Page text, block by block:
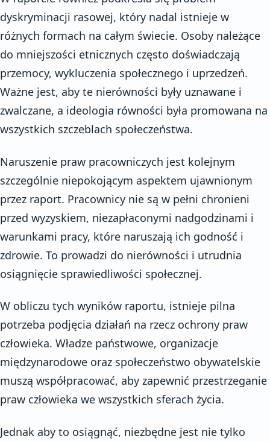
dyskryminacji rasowej, który nadal istnieje w
różnych formach na całym świecie. Osoby należące
do mniejszości etnicznych często doświadczają
przemocy, wykluczenia społecznego i uprzedzeń.
Ważne jest, aby te nierówności były uznawane i
zwalczane, a ideologia równości była promowana na
wszystkich szczeblach społeczeństwa.
Naruszenie praw pracowniczych jest kolejnym
szczególnie niepokojącym aspektem ujawnionym
przez raport. Pracownicy nie są w pełni chronieni
przed wyzyskiem, niezapłaconymi nadgodzinami i
warunkami pracy, które naruszają ich godność i
zdrowie. To prowadzi do nierówności i utrudnia
osiągnięcie sprawiedliwości społecznej.
W obliczu tych wyników raportu, istnieje pilna
potrzeba podjęcia działań na rzecz ochrony praw
człowieka. Władze państwowe, organizacje
międzynarodowe oraz społeczeństwo obywatelskie
muszą współpracować, aby zapewnić przestrzeganie
praw człowieka we wszystkich sferach życia.
Jednak aby to osiągnąć, niezbędne jest nie tylko